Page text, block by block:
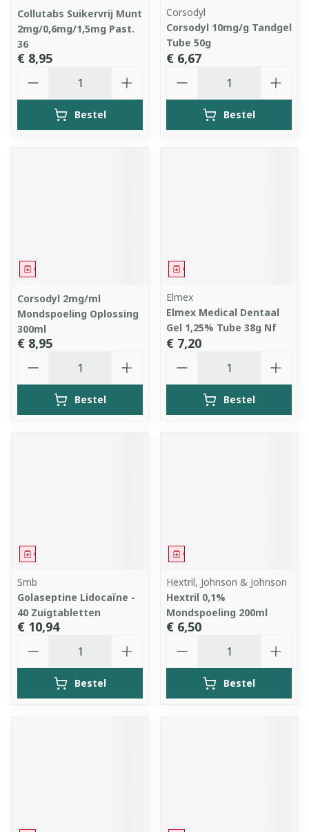
Collutabs Suikervrij Munt
2mg/0,6mg/1,5mg Past.
36
€ 8,95
Bestel
Corsodyl
Corsodyl 10mg/g Tandgel
Tube 50g
€ 6,67
Bestel
Geneesmiddel
Corsodyl 2mg/ml
Mondspoeling Oplossing
300ml
€ 8,95
Bestel
Geneesmiddel
Elmex
Elmex Medical Dentaal
Gel 1,25% Tube 38g Nf
€ 7,20
Bestel
Geneesmiddel
Smb
Golaseptine Lidocaïne -
40 Zuigtabletten
€ 10,94
Bestel
Geneesmiddel
Hextril, Johnson & Johnson
Hextril 0,1%
Mondspoeling 200ml
€ 6,50
Bestel